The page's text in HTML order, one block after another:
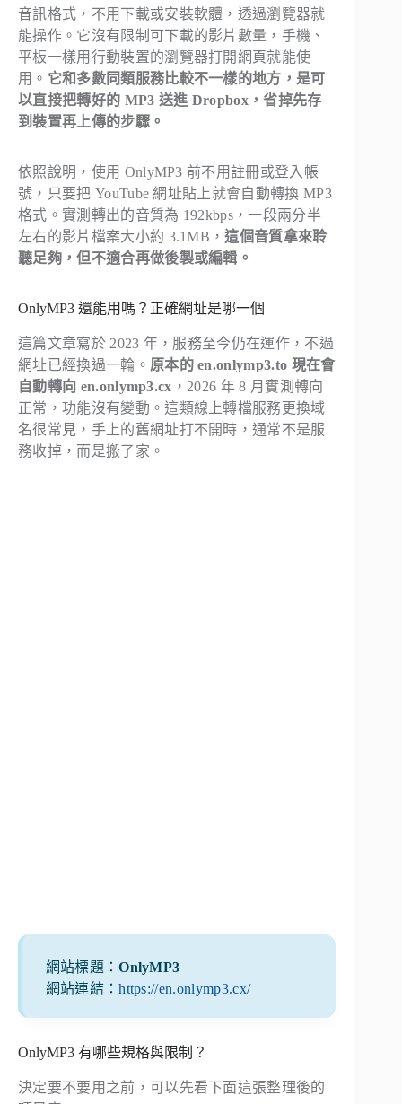
音訊格式，不用下載或安裝軟體，透過瀏覽器就
能操作。它沒有限制可下載的影片數量，手機、
平板一樣用行動裝置的瀏覽器打開網頁就能使
用。 它和多數同類服務比較不一樣的地方，是可
以直接把轉好的 MP3 送進 Dropbox，省掉先存
到裝置再上傳的步驟。
依照說明，使用 OnlyMP3 前不用註冊或登入帳
號，只要把 YouTube 網址貼上就會自動轉換 MP3
格式。實測轉出的音質為 192kbps，一段兩分半
左右的影片檔案大小約 3.1MB，這個音質拿來聆
聽足夠，但不適合再做後製或編輯。
OnlyMP3 還能用嗎？正確網址是哪一個
這篇文章寫於 2023 年，服務至今仍在運作，不過
網址已經換過一輪。 原本的 en.onlymp3.to 現在會
自動轉向 en.onlymp3.cx ，2026 年 8 月實測轉向
正常，功能沒有變動。這類線上轉檔服務更換域
名很常見，手上的舊網址打不開時，通常不是服
務收掉，而是搬了家。
網站標題：OnlyMP3
網站連結：https://en.onlymp3.cx/
OnlyMP3 有哪些規格與限制？
決定要不要用之前，可以先看下面這張整理後的